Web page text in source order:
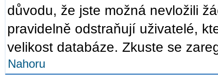
důvodu, že jste možná nevložili
pravidelně odstraňují uživatelé,
velikost databáze. Zkuste se
Nahoru